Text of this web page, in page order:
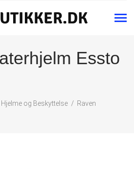
Essto
Hjelme og Beskyttelse
Raven